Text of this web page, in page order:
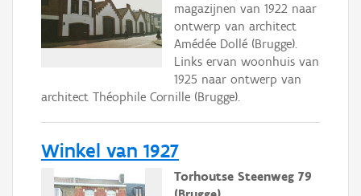
magazijnen van 1922 naar
ontwerp van architect
Amédée Dollé (Brugge).
Links ervan woonhuis van
1925 naar ontwerp van
architect Théophile Cornille (Brugge).
Winkel van 1927
Torhoutse Steenweg 79